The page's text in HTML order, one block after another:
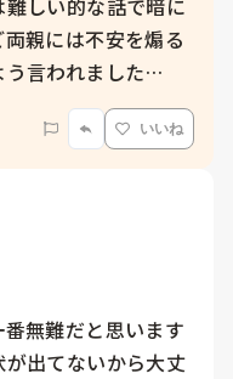
しい的な話で暗に
親には不安を煽る
う言われました…
いいね
無難だと思います
出てないから大丈